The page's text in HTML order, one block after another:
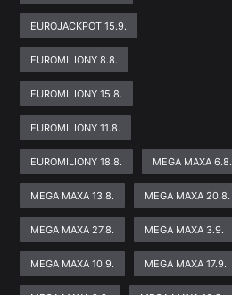
EUROJACKPOT 15.9.
EUROMILIONY 8.8.
EUROMILIONY 15.8.
EUROMILIONY 11.8.
EUROMILIONY 18.8. MEGA MAXA 6.8.
MEGA MAXA 13.8. MEGA MAXA 20.8.
MEGA MAXA 27.8. MEGA MAXA 3.9.
MEGA MAXA 10.9. MEGA MAXA 17.9.